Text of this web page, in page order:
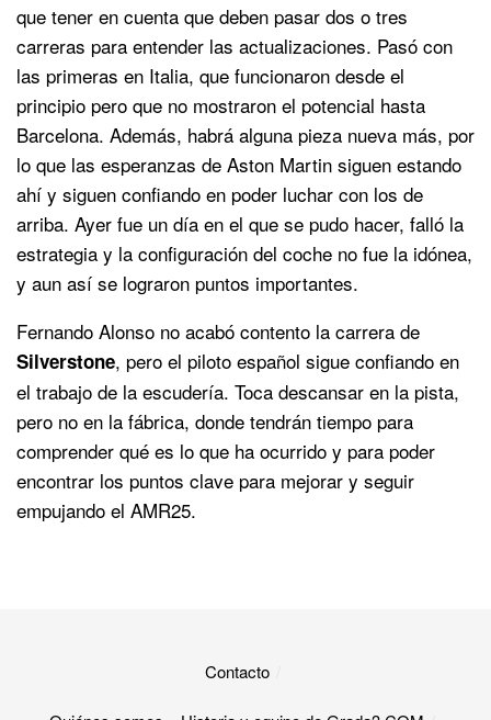
que tener en cuenta que deben pasar dos o tres
carreras para entender las actualizaciones. Pasó con
las primeras en Italia, que funcionaron desde el
principio pero que no mostraron el potencial hasta
Barcelona. Además, habrá alguna pieza nueva más, por
lo que las esperanzas de Aston Martin siguen estando
ahí y siguen confiando en poder luchar con los de
arriba. Ayer fue un día en el que se pudo hacer, falló la
estrategia y la configuración del coche no fue la idónea,
y aun así se lograron puntos importantes.
Fernando Alonso no acabó contento la carrera de
Silverstone, pero el piloto español sigue confiando en
el trabajo de la escudería. Toca descansar en la pista,
pero no en la fábrica, donde tendrán tiempo para
comprender qué es lo que ha ocurrido y para poder
encontrar los puntos clave para mejorar y seguir
empujando el AMR25.
Contacto